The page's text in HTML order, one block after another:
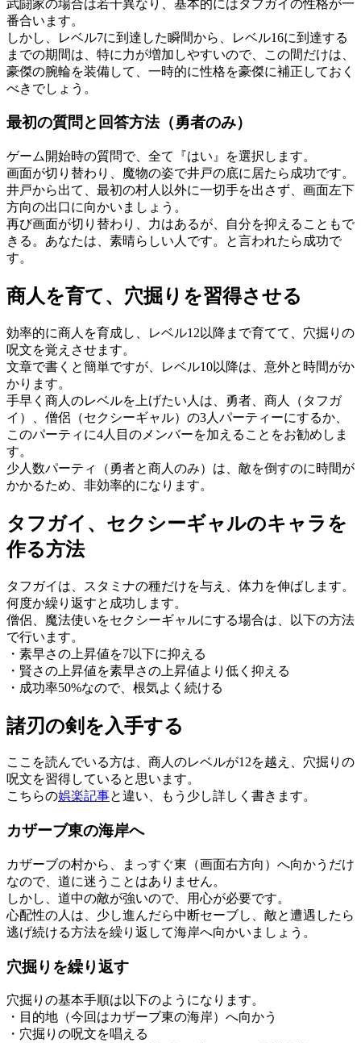
武闘家の場合は若干異なり、基本的にはタフガイの性格が一
番合います。
しかし、レベル7に到達した瞬間から、レベル16に到達する
までの期間は、特に力が増加しやすいので、この間だけは、
豪傑の腕輪を装備して、一時的に性格を豪傑に補正しておく
べきでしょう。
最初の質問と回答方法（勇者のみ）
ゲーム開始時の質問で、全て『はい』を選択します。
画面が切り替わり、魔物の姿で井戸の底に居たら成功です。
井戸から出て、最初の村人以外に一切手を出さず、画面左下
方向の出口に向かいましょう。
再び画面が切り替わり、力はあるが、自分を抑えることもで
きる。あなたは、素晴らしい人です。と言われたら成功で
す。
商人を育て、穴掘りを習得させる
効率的に商人を育成し、レベル12以降まで育てて、穴掘りの
呪文を覚えさせます。
文章で書くと簡単ですが、レベル10以降は、意外と時間がか
かります。
手早く商人のレベルを上げたい人は、勇者、商人（タフガ
イ）、僧侶（セクシーギャル）の3人パーティーにするか、
このパーティに4人目のメンバーを加えることをお勧めしま
す。
少人数パーティ（勇者と商人のみ）は、敵を倒すのに時間が
かかるため、非効率的になります。
タフガイ、セクシーギャルのキャラを
作る方法
タフガイは、スタミナの種だけを与え、体力を伸ばします。
何度か繰り返すと成功します。
僧侶、魔法使いをセクシーギャルにする場合は、以下の方法
で行います。
・素早さの上昇値を7以下に抑える
・賢さの上昇値を素早さの上昇値より低く抑える
・成功率50%なので、根気よく続ける
諸刃の剣を入手する
ここを読んでいる方は、商人のレベルが12を越え、穴掘りの
呪文を習得していると思います。
こちらの娯楽記事と違い、もう少し詳しく書きます。
カザーブ東の海岸へ
カザーブの村から、まっすぐ東（画面右方向）へ向かうだけ
なので、道に迷うことはありません。
しかし、道中の敵が強いので、用心が必要です。
心配性の人は、少し進んだら中断セーブし、敵と遭遇したら
逃げ続ける方法を繰り返して海岸へ向かいましょう。
穴掘りを繰り返す
穴掘りの基本手順は以下のようになります。
・目的地（今回はカザーブ東の海岸）へ向かう
・穴掘りの呪文を唱える